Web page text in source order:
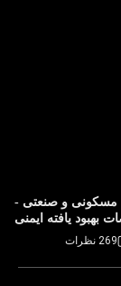
مسکونی و صنعتی -
بهبود یافته ایمنی
269 نظرات